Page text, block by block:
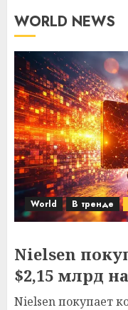
WORLD NEWS
World В тренде
Nielsen
$2,15 млрд
Nielsen покупает